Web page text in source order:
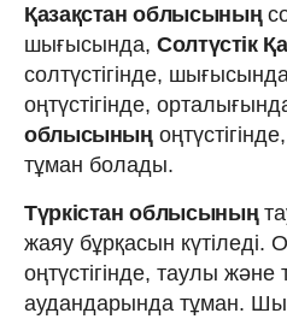
Қазақстан облысының
шығысында, Солтүстік
солтүстігінде,
оңтүстігінде,
облысының
тұман болады.
Түркістан облысының
жаяу бұрқасын
оңтүстігінде, таулы және
аудандарында тұман.